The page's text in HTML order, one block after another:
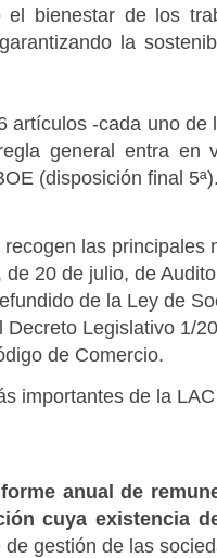
el bienestar de los
la
artículos -cada uno de
general entra
(disposición final
las principales
de 20 de julio, de
de la Ley de
Decreto Legislativo 1/
de Comercio.
importantes de la
anual de
cuya existencia
gestión de las